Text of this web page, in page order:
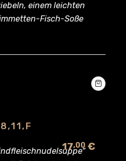
einem leichten
Fisch-Soße
8,11,F
17,00 €